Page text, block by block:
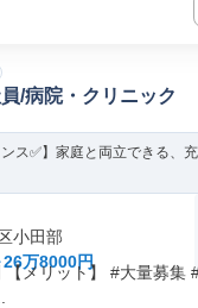
/病院・クリニック
ンス✅️】家庭と両立できる、
小田部
26万8000円
メリット】 #大量募集